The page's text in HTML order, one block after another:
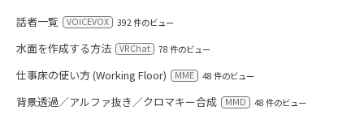
話者一覧 VOICEVOX 392 件のビュー
水面を作成する方法 VRChat 78 件のビュー
仕事床の使い方 (Working Floor) MME 48 件のビュー
背景透過／アルファ抜き／クロマキー合成 MMD 48 件のビュー